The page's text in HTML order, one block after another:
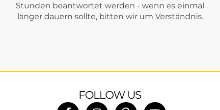
Stunden beantwortet werden - wenn es einmal
länger dauern sollte, bitten wir um Verständnis.
FOLLOW US